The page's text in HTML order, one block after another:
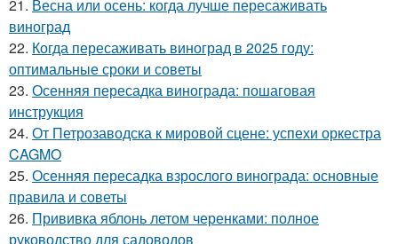
21. Весна или осень: когда лучше пересаживать
виноград
22. Когда пересаживать виноград в 2025 году:
оптимальные сроки и советы
23. Осенняя пересадка винограда: пошаговая
инструкция
24. От Петрозаводска к мировой сцене: успехи оркестра
CAGMO
25. Осенняя пересадка взрослого винограда: основные
правила и советы
26. Прививка яблонь летом черенками: полное
руководство для садоводов